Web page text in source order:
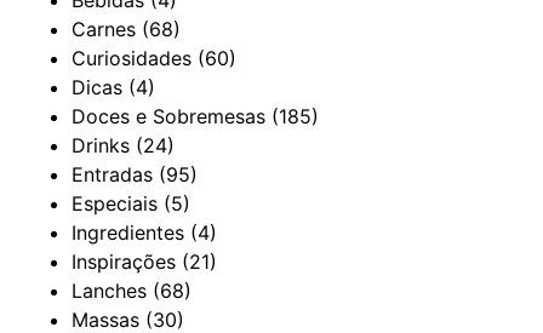
Carnes (68)
Curiosidades (60)
Dicas (4)
Doces e Sobremesas (185)
Drinks (24)
Entradas (95)
Especiais (5)
Ingredientes (4)
Inspirações (21)
Lanches (68)
Massas (30)